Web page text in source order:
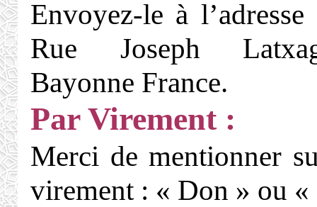
Envoyez-le à
Rue Joseph
Bayonne France.
Par Virement :
Merci de mentionner
virement : « Don » ou